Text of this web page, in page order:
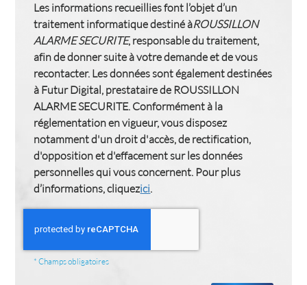
Les informations recueillies font l’objet d’un
traitement informatique destiné àROUSSILLON
ALARME SECURITE, responsable du traitement,
afin de donner suite à votre demande et de vous
recontacter. Les données sont également destinées
à Futur Digital, prestataire de ROUSSILLON
ALARME SECURITE. Conformément à la
réglementation en vigueur, vous disposez
notamment d'un droit d'accès, de rectification,
d'opposition et d'effacement sur les données
personnelles qui vous concernent. Pour plus
d’informations, cliquezici.
*Champs obligatoires